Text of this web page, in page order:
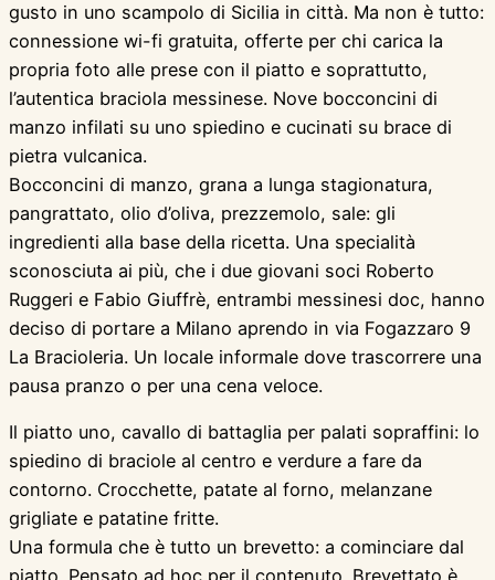
gusto in uno scampolo di Sicilia in città. Ma non è tutto:
connessione wi-fi gratuita, offerte per chi carica la
propria foto alle prese con il piatto e soprattutto,
l’autentica braciola messinese. Nove bocconcini di
manzo infilati su uno spiedino e cucinati su brace di
pietra vulcanica.
Bocconcini di manzo, grana a lunga stagionatura,
pangrattato, olio d’oliva, prezzemolo, sale: gli
ingredienti alla base della ricetta. Una specialità
sconosciuta ai più, che i due giovani soci Roberto
Ruggeri e Fabio Giuffrè, entrambi messinesi doc, hanno
deciso di portare a Milano aprendo in via Fogazzaro 9
La Bracioleria. Un locale informale dove trascorrere una
pausa pranzo o per una cena veloce.
Il piatto uno, cavallo di battaglia per palati sopraffini: lo
spiedino di braciole al centro e verdure a fare da
contorno. Crocchette, patate al forno, melanzane
grigliate e patatine fritte.
Una formula che è tutto un brevetto: a cominciare dal